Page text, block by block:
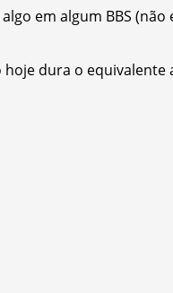
em algum BBS (não
dura o equivalente